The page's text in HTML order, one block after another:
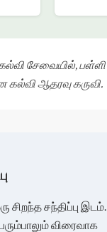
சேவையில், பள்ளி
கல்வி ஆதரவு கருவி.
சிறந்த சந்திப்பு இடம்.
விரைவாக